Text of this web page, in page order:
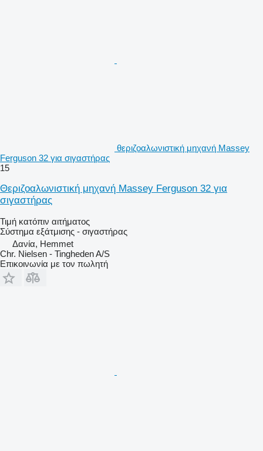
θεριζοαλωνιστική μηχανή Massey
Ferguson 32 για σιγαστήρας
15
Θεριζοαλωνιστική μηχανή Massey Ferguson 32 για
σιγαστήρας
Τιμή κατόπιν αιτήματος
Σύστημα εξάτμισης - σιγαστήρας
Δανία, Hemmet
Chr. Nielsen - Tingheden A/S
Επικοινωνία με τον πωλητή